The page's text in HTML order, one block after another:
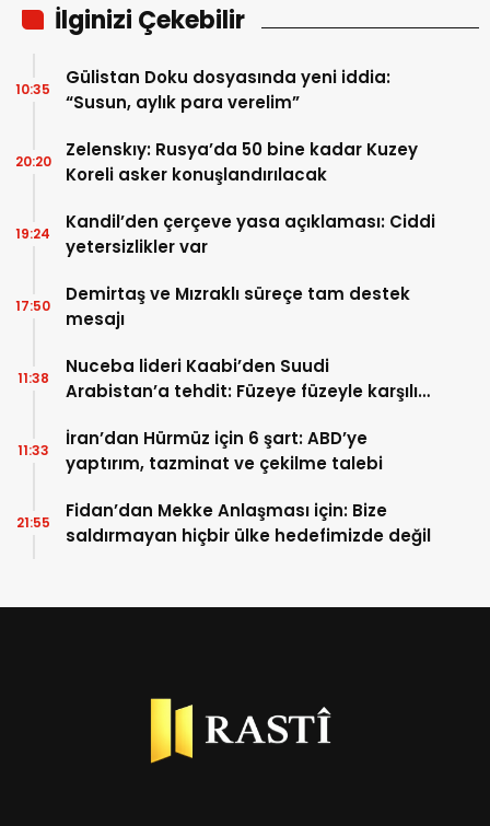
İlginizi Çekebilir
Gülistan Doku dosyasında yeni iddia:
“Susun, aylık para verelim”
10:35
Zelenskıy: Rusya’da 50 bine kadar Kuzey
Koreli asker konuşlandırılacak
20:20
Kandil’den çerçeve yasa açıklaması: Ciddi
yetersizlikler var
19:24
Demirtaş ve Mızraklı süreçe tam destek
mesajı
17:50
Nuceba lideri Kaabi’den Suudi
Arabistan’a tehdit: Füzeye füzeyle karşılık
11:38
İran’dan Hürmüz için 6 şart: ABD’ye
yaptırım, tazminat ve çekilme talebi
11:33
Fidan’dan Mekke Anlaşması için: Bize
saldırmayan hiçbir ülke hedefimizde değil
21:55